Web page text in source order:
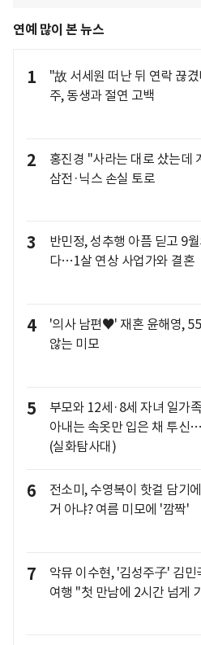
연예 많이 본 뉴스
1
"故 서세원 떠난 뒤 연락 끊
주, 동생과 절연 고백
2
홍진경 "사라는 대로 샀는데
삼전·닉스 손실 토로
3
반민정, 성추행 아픔 딛고 9
다…1살 연상 사업가와 결혼
4
'의사 남편♥' 재혼 윤해영,
않는 미모
5
부모와 12세·8세 자녀 일가
아내는 속옷만 입은 채 투신
(실화탐사대)
6
전소미, 수영복이 핫걸 담기
거 아냐? 여름 미모에 '깜짝'
7
악뮤 이수현, '김성주子' 김민
여행 "첫 만남에 2시간 넘게